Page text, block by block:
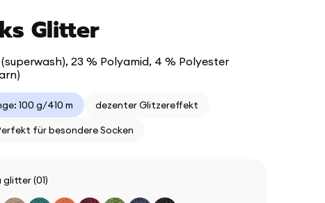
Glitter
23 % Polyamid, 4 % Polyester
100 g/410 m
dezenter Glitzereffekt
für besondere Socken
glitter (01)